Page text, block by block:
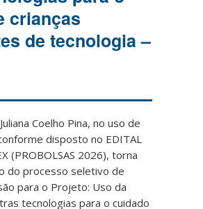
crianças
de tecnologia –
Coelho Pina, no uso de
disposto no EDITAL
(PROBOLSAS 2026), torna
do processo seletivo de
para o Projeto: Uso da
tecnologias para o cuidado